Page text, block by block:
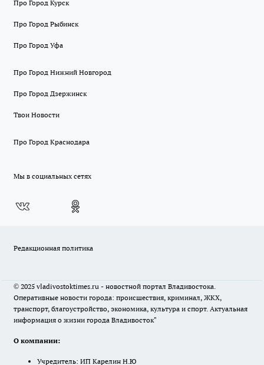
Про Город Курск
Про Город Рыбинск
Про Город Уфа
Про Город Нижний Новгород
Про Город Дзержинск
Твои Новости
Про Город Краснодара
Мы в социальных сетях
Редакционная политика
© 2025 vladivostoktimes.ru - новостной портал Владивостока.
Оперативные новости города: происшествия, криминал, ЖКХ,
транспорт, благоустройство, экономика, культура и спорт. Актуальная
информация о жизни города Владивосток"
О компании:
Учредитель: ИП Карелин Н.Ю